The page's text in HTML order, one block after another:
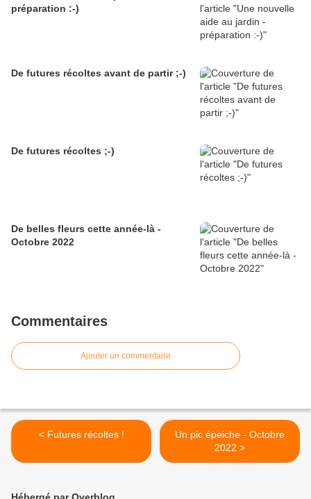
préparation :-)
De futures récoltes avant de partir ;-)
De futures récoltes ;-)
De belles fleurs cette année-là -
Octobre 2022
Commentaires
Ajouter un commentaire
< Futures récoltes !
Un pic épeiche - Octobre
2022 >